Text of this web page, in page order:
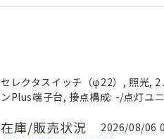
セレクタスイッチ（φ22）, 照光,
ンPlus端子台, 接点構成: -/点灯ユ
在庫/販売状況
2026/08/06